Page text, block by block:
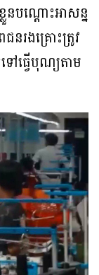
បណ្ដោះអាសន្ន
រងគ្រោះត្រូវ
ៅធ្វើបុណ្យតាម